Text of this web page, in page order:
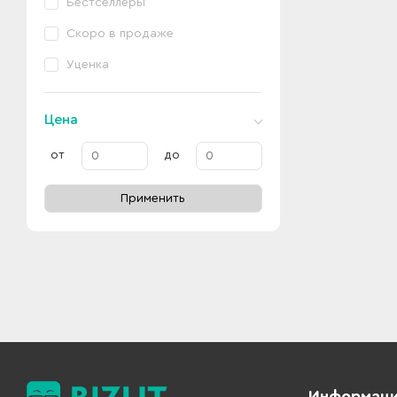
Бестселлеры
Скоро в продаже
Уценка
Цена
от до
Применить